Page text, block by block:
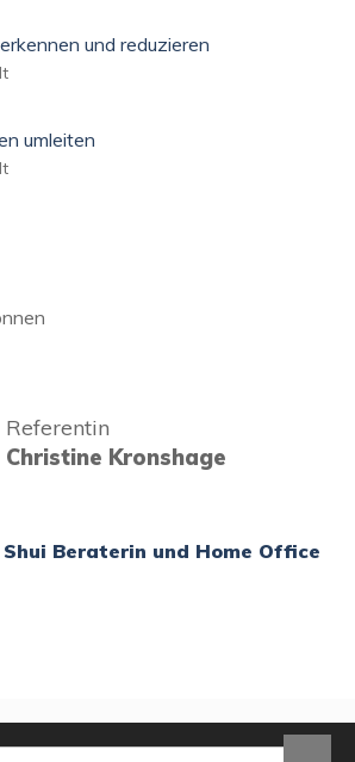
und reduzieren
umleiten
Referentin
Christine Kronshage
Beraterin und Home Office